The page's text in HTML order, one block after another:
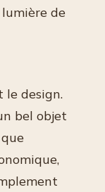
de
le design.
bel objet